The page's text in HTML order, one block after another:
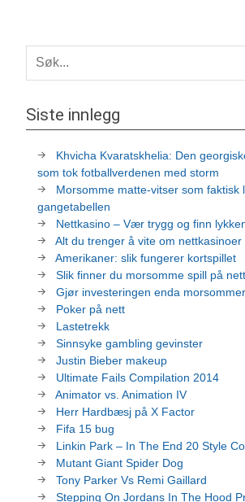
Siste innlegg
Khvicha Kvaratskhelia: Den
som tok fotballverdenen med storm
Morsomme matte-vitser som
gangetabellen
Nettkasino – Vær trygg og finn
Alt du trenger å vite om nettkasinoer
Amerikaner: slik fungerer kortspillet
Slik finner du morsomme spill på nett
Gjør investeringen enda
Poker på nett
Lastetrekk
Sinnsyke gambling gevinster
Justin Bieber makeup
Ultimate Fails Compilation 2014
Animator vs. Animation IV
Herr Hardbæsj på X Factor
Fifa 15 bug
Linkin Park – In The End 20 Style
Mutant Giant Spider Dog
Tony Parker Vs Remi Gaillard
Stepping On Jordans In The Hood